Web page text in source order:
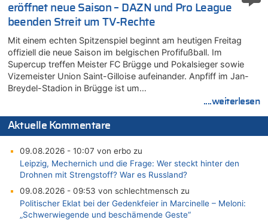
eröffnet neue Saison – DAZN und Pro League
beenden Streit um TV-Rechte
Mit einem echten Spitzenspiel beginnt am heutigen Freitag
offiziell die neue Saison im belgischen Profifußball. Im
Supercup treffen Meister FC Brügge und Pokalsieger sowie
Vizemeister Union Saint-Gilloise aufeinander. Anpfiff im Jan-
Breydel-Stadion in Brügge ist um…
....weiterlesen
Aktuelle Kommentare
09.08.2026 - 10:07 von erbo zu
Leipzig, Mechernich und die Frage: Wer steckt hinter den
Drohnen mit Strengstoff? War es Russland?
09.08.2026 - 09:53 von schlechtmensch zu
Politischer Eklat bei der Gedenkfeier in Marcinelle – Meloni:
„Schwerwiegende und beschämende Geste“